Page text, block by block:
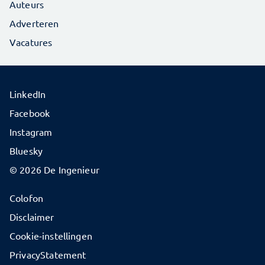
Auteurs
Adverteren
Vacatures
© 2026 De Ingenieur
Colofon
Disclaimer
Cookie-instellingen
PrivacyStatement
LinkedIn
Facebook
Instagram
Bluesky